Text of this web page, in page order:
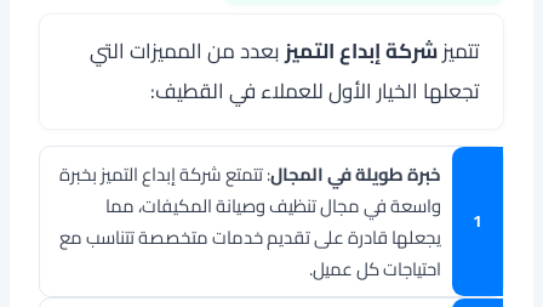
تتميزشركة إبداع التميزبعدد من المميزات التي
تجعلها الخيار الأول للعملاء في القطيف:
خبرة طويلة في المجال: تتمتع شركة إبداع التميز بخبرة
واسعة في مجال تنظيف وصيانة المكيفات، مما
يجعلها قادرة على تقديم خدمات متخصصة تتناسب مع
احتياجات كل عميل.